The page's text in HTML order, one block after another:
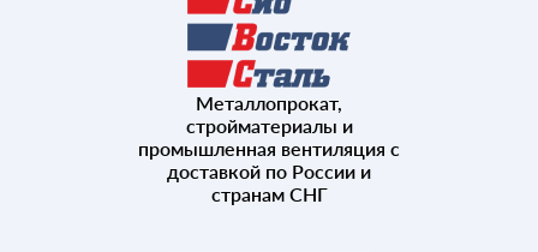
Металлопрокат,
стройматериалы и
промышленная вентиляция с
доставкой по России и
странам СНГ